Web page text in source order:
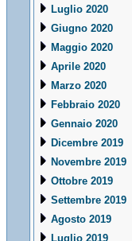
Luglio 2020
Giugno 2020
Maggio 2020
Aprile 2020
Marzo 2020
Febbraio 2020
Gennaio 2020
Dicembre 2019
Novembre 2019
Ottobre 2019
Settembre 2019
Agosto 2019
Luglio 2019